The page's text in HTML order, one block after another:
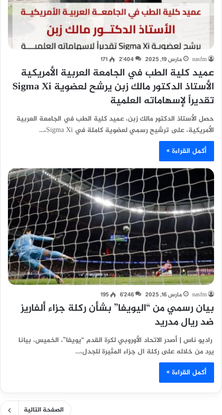
nasfm مارس 19, 2025 2٬404 171
عميد كلية الطب في الجامعة العربية الأمريكية
الأستاذ الدكتور مالك زبن يرشح لعضوية Sigma Xi
تقديراً لإسهاماته العلمية
حصل الأستاذ الدكتور مالك زبن، عميد كلية الطب في الجامعة العربية
الأمريكية، على ترشيح رسمي لعضوية كاملة في Sigma Xi،…
أكمل القراءة »
nasfm مارس 16, 2025 6٬246 195
بيان رسمي من “اليويفا” بشأن ركلة جزاء ألفاريز
ضد ريال مدريد
راديو ناس | أصدر الاتحاد الأوروبي لكرة القدم “يويفا”، الخميس، بيانا
يرد من خلاله على ركلة ال جزاء المثيرة للجدل،…
أكمل القراءة »
الصفحة التالية